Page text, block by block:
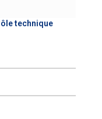
technique